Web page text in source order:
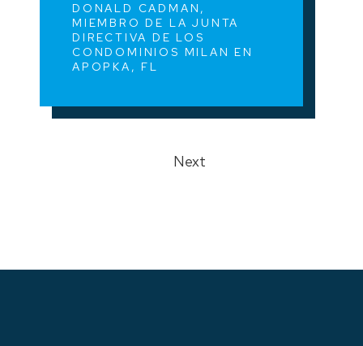
DONALD CADMAN,
MIEMBRO DE LA JUNTA
DIRECTIVA DE LOS
CONDOMINIOS MILAN EN
APOPKA, FL
Next